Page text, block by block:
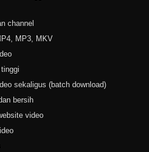
channel
MP3, MKV
sekaligus (batch download)
bersih
video